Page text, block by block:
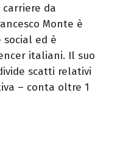
da
Monte è
ed è
italiani. Il suo
scatti relativi
– conta oltre 1